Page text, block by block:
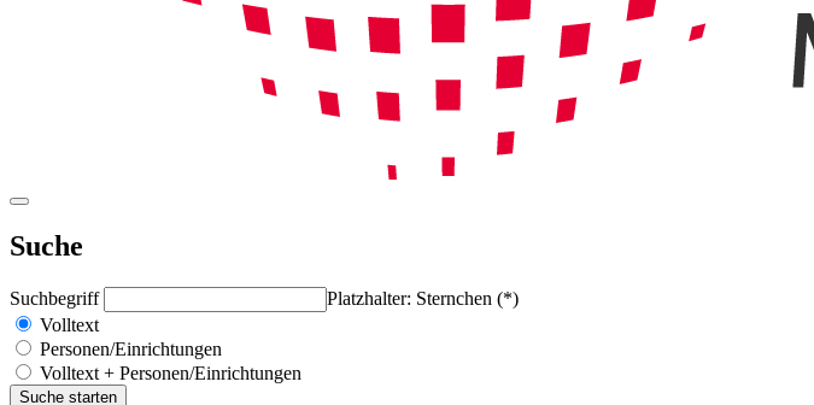
Suche
Suchbegriff
Platzhalter: Sternchen (*)
Volltext
Personen/Einrichtungen
Volltext + Personen/Einrichtungen